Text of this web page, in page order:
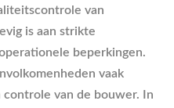
van
is aan strikte
beperkingen.
vaak
van de bouwer. In